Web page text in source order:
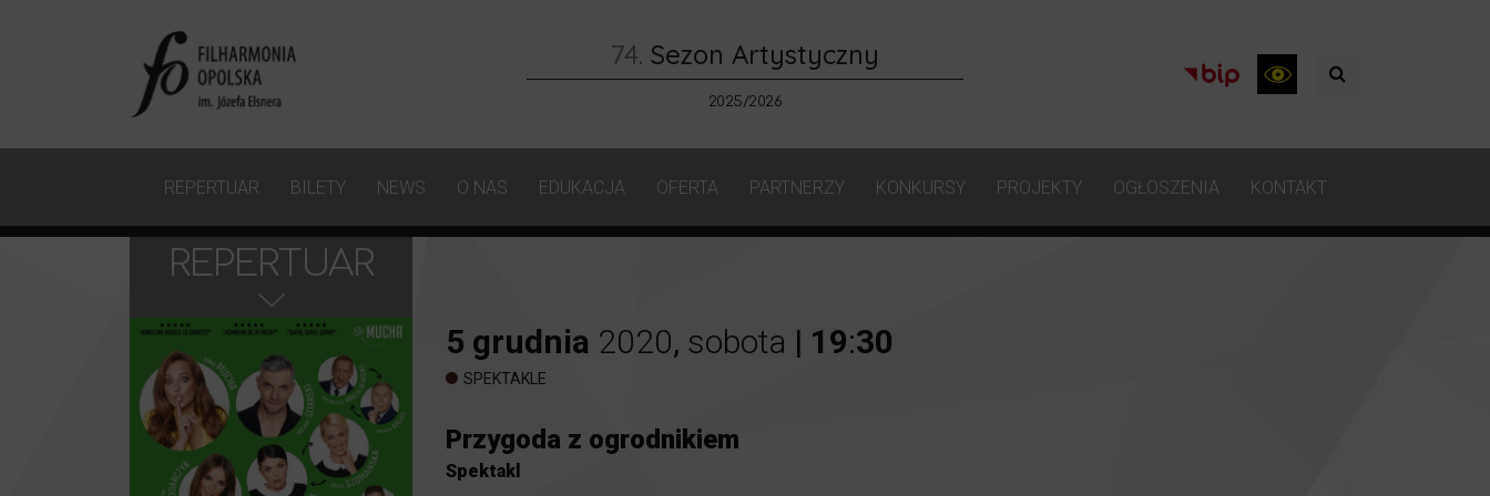
74. Sezon Artystyczny
2025/2026
REPERTUAR BILETY NEWS O NAS EDUKACJA OFERTA PARTNERZY KONKURSY PROJEKTY OGŁOSZENIA KONTAKT
REPERTUAR
5 grudnia 2020, sobota | 19:30
SPEKTAKLE
Przygoda z ogrodnikiem
Spektakl